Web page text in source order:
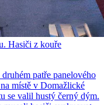
Hasiči z kouře
patře panelového
místě v Domažlické
se valil hustý černý dým.